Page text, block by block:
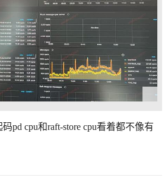
pd cpu和raft-store cpu看着都不像有